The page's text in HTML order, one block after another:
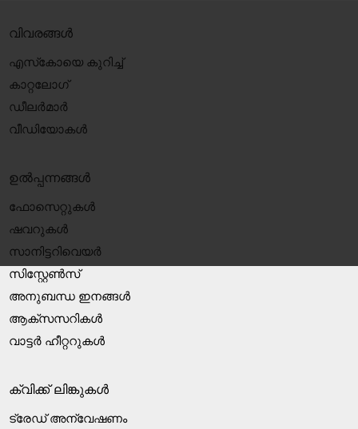
വിവരങ്ങൾ
എസ്‍കോയെ കുറിച്ച്
കാറ്റലോഗ്
ഡീലർമാർ
വീഡിയോകൾ
ഉൽപ്പന്നങ്ങൾ
ഫോസെറ്റുകൾ
ഷവറുകൾ
സാനിട്ടറിവെയർ
സിസ്റ്റേൺസ്
അനുബന്ധ ഇനങ്ങൾ
ആക്‌സസറികൾ
വാട്ടർ ഹീറ്ററുകൾ
ക്വിക്ക് ലിങ്കുകൾ
ട്രേഡ് അന്വേഷണം